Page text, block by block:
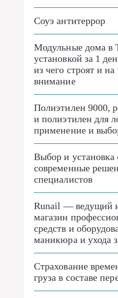
Соуэ антитеррор
Модульные дома в
установкой за 1
из чего строят и на
внимание
Полиэтилен 9000,
и полиэтилен для
применение и
Выбор и установка
современные
специалистов
Runail — ведущий
магазин
средств и
маникюра и ухода
Страхование
груза в составе